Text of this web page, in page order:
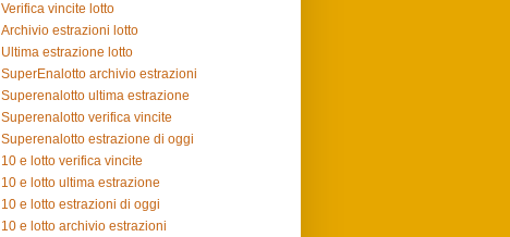
Verifica vincite lotto
Archivio estrazioni lotto
Ultima estrazione lotto
SuperEnalotto archivio estrazioni
Superenalotto ultima estrazione
Superenalotto verifica vincite
Superenalotto estrazione di oggi
10 e lotto verifica vincite
10 e lotto ultima estrazione
10 e lotto estrazioni di oggi
10 e lotto archivio estrazioni